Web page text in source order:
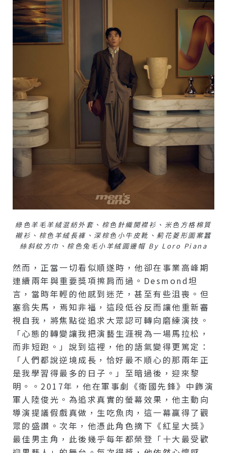
綠色羊毛羊絨混紡外套、棕色針織開襟衫、米色方格棉質
襯衫、棕色羊絨長褲、深棕色小牛皮靴、薊花菱形圖案蠶
絲斜紋方巾、棕色兔毛小羊絨圓邊帽 By Loro Piana
然而，正當一切看似順遂時，他卻在事業高峰期
連續兩年與重要獎項擦肩而過。Desmond坦
言，當時年輕的他感到迷茫，甚至有些沮喪。但
塞翁失馬，焉知非福，這段低谷反而讓他重新審
視自我，將焦點從追求大眾認可轉向磨練演技。
「心態的轉變讓我把演藝生涯視為一場馬拉松，
而非短跑。」說到這裡，他的語氣變得更篤定：
「人們都說逆境成長，恰好最不順心的那兩年正
是我學習得最多的日子。」至暗過後，迎來黎
明。。2017年，他在軍事劇《衛國先鋒》中飾演
軍人陸俊光。為追求真實的螢幕效果，他主動向
導演提議假戲真做，生吃魚肉，這一幕贏得了觀
眾的盛讚。次年，他憑此角色摘下《紅星大獎》
最佳男主角，此後幾乎每年都榮登「十大最受歡